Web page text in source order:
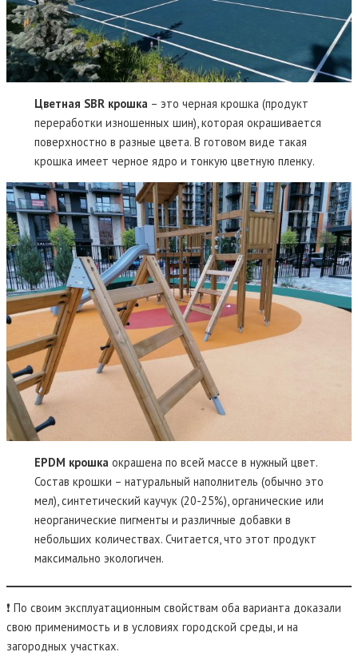
Цветная SBR крошка – это черная крошка (продукт
переработки изношенных шин), которая окрашивается
поверхностно в разные цвета. В готовом виде такая
крошка имеет черное ядро и тонкую цветную пленку.
EPDM крошка окрашена по всей массе в нужный цвет.
Состав крошки – натуральный наполнитель (обычно это
мел), синтетический каучук (20-25%), органические или
неорганические пигменты и различные добавки в
небольших количествах. Считается, что этот продукт
максимально экологичен.
❗ По своим эксплуатационным свойствам оба варианта доказали
свою применимость и в условиях городской среды, и на
загородных участках.